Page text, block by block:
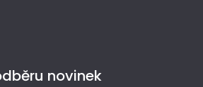
novinek